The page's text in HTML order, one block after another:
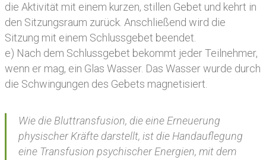
die Aktivität mit einem kurzen, stillen Gebet und kehrt in
den Sitzungsraum zurück. Anschließend wird die
Sitzung mit einem Schlussgebet beendet.
e) Nach dem Schlussgebet bekommt jeder Teilnehmer,
wenn er mag, ein Glas Wasser. Das Wasser wurde durch
die Schwingungen des Gebets magnetisiert.
Wie die Bluttransfusion, die eine Erneuerung
physischer Kräfte darstellt, ist die Handauflegung
eine Transfusion psychischer Energien, mit dem